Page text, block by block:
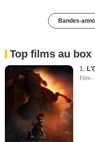
Bandes-
Top films au box
1.
Film